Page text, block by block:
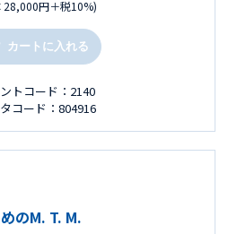
28,000円＋税10%)
カートに入れる
トコード：2140
コード：804916
のM. T. M.